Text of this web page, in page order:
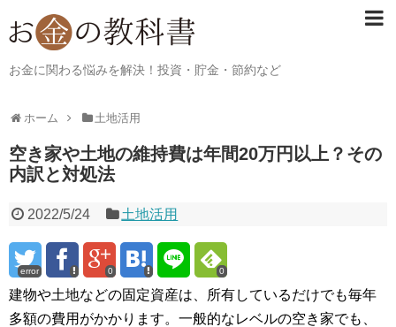
お金に関わる悩みを解決！投資・貯金・節約など
ホーム 土地活用
空き家や土地の維持費は年間20万円以上？その
内訳と対処法
2022/5/24 土地活用
error 0 0
建物や土地などの固定資産は、所有しているだけでも毎年
多額の費用がかかります。一般的なレベルの空き家でも、